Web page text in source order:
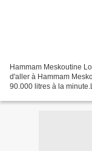
Hammam Meskoutine
d'aller à Hammam
90.000 litres à la